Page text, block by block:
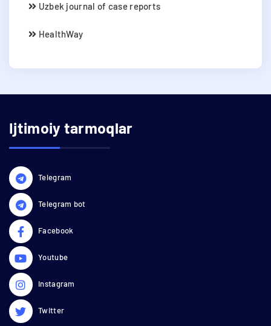
Uzbek journal of case reports
HealthWay
Ijtimoiy tarmoqlar
Telegram
Telegram bot
Facebook
Youtube
Instagram
Twitter